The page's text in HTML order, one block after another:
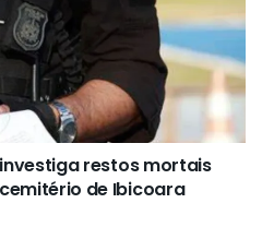
restos mortais
de Ibicoara